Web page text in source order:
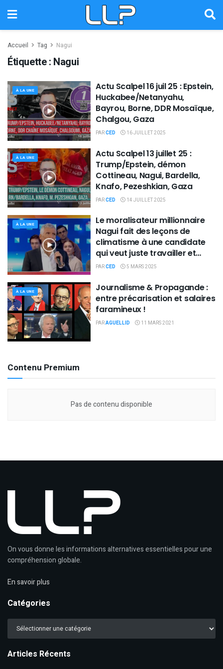
Accueil Tag Nagui
Étiquette : Nagui
À LA UNE
Actu Scalpel 16 juil 25 : Epstein,
Huckabee/Netanyahu,
Bayrou, Borne, DDR Mosaïque,
Chalgou, Gaza
PARCED 16 JUILLET 2025
À LA UNE
Actu Scalpel 13 juillet 25 :
Trump/Epstein, démon
Cottineau, Nagui, Bardella,
Knafo, Pezeshkian, Gaza
PARCED 14 JUILLET 2025
À LA UNE
Le moralisateur millionnaire
Nagui fait des leçons de
climatisme à une candidate
qui veut juste travailler et
gagner sa vie !
PARCED 5 MARS 2025
À LA UNE
Journalisme & Propagande :
entre précarisation et salaires
faramineux !
PARAGUELLID 11 MARS 2021
Contenu Premium
Pas de contenu disponible
On vous donne les informations alternatives essentielles pour une
compréhension globale.
En savoir plus
Catégories
Catégories
Articles Récents